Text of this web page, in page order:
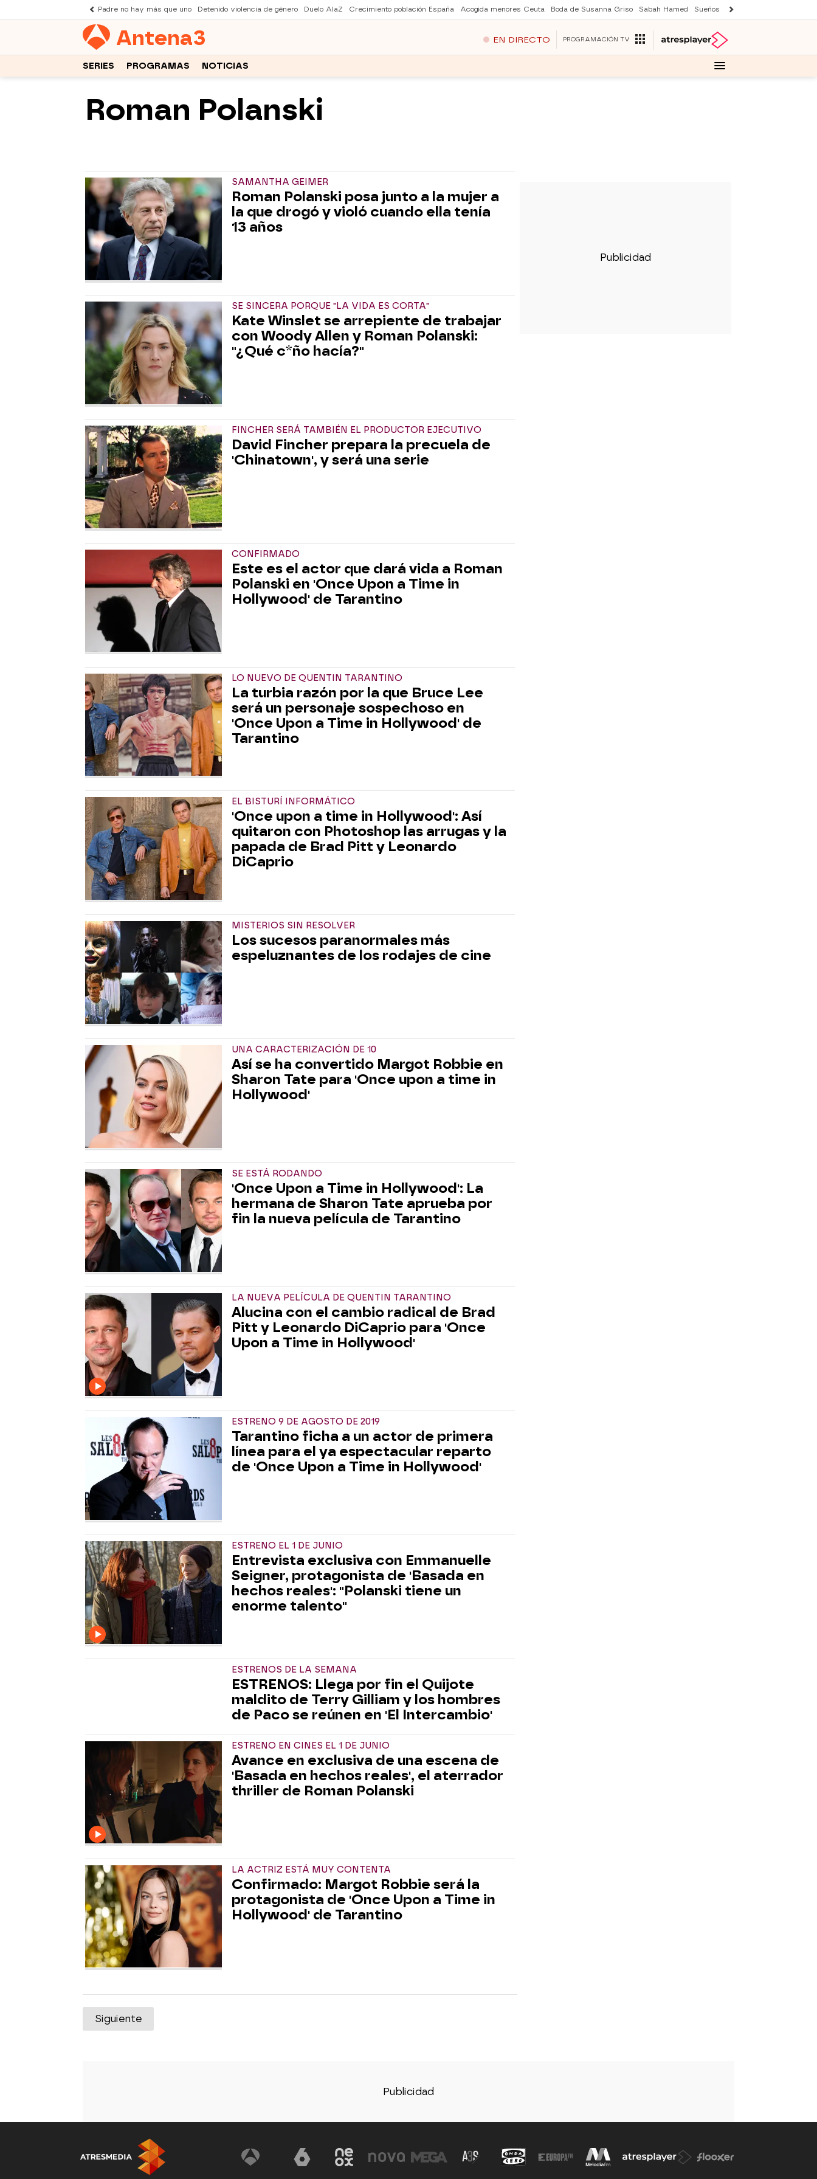
Padre no hay más que uno Detenido violencia de género Duelo AlaZ Crecimiento población España Acogida menores Ceuta Boda de Susanna Griso Sabah Hamed Sueños de libertad
Antena3 EN DIRECTO PROGRAMACIÓN TV
SERIES PROGRAMAS NOTICIAS
Roman Polanski
SAMANTHA GEIMER
Roman Polanski posa junto a la mujer a
la que drogó y violó cuando ella tenía
13 años
SE SINCERA PORQUE "LA VIDA ES CORTA"
Kate Winslet se arrepiente de trabajar
con Woody Allen y Roman Polanski:
"¿Qué c*ño hacía?"
FINCHER SERÁ TAMBIÉN EL PRODUCTOR EJECUTIVO
David Fincher prepara la precuela de
'Chinatown', y será una serie
CONFIRMADO
Este es el actor que dará vida a Roman
Polanski en 'Once Upon a Time in
Hollywood' de Tarantino
LO NUEVO DE QUENTIN TARANTINO
La turbia razón por la que Bruce Lee
será un personaje sospechoso en
'Once Upon a Time in Hollywood' de
Tarantino
EL BISTURÍ INFORMÁTICO
'Once upon a time in Hollywood': Así
quitaron con Photoshop las arrugas y la
papada de Brad Pitt y Leonardo
DiCaprio
MISTERIOS SIN RESOLVER
Los sucesos paranormales más
espeluznantes de los rodajes de cine
UNA CARACTERIZACIÓN DE 10
Así se ha convertido Margot Robbie en
Sharon Tate para 'Once upon a time in
Hollywood'
SE ESTÁ RODANDO
'Once Upon a Time in Hollywood': La
hermana de Sharon Tate aprueba por
fin la nueva película de Tarantino
LA NUEVA PELÍCULA DE QUENTIN TARANTINO
Alucina con el cambio radical de Brad
Pitt y Leonardo DiCaprio para 'Once
Upon a Time in Hollywood'
ESTRENO 9 DE AGOSTO DE 2019
Tarantino ficha a un actor de primera
línea para el ya espectacular reparto
de 'Once Upon a Time in Hollywood'
ESTRENO EL 1 DE JUNIO
Entrevista exclusiva con Emmanuelle
Seigner, protagonista de 'Basada en
hechos reales': "Polanski tiene un
enorme talento"
ESTRENOS DE LA SEMANA
ESTRENOS: Llega por fin el Quijote
maldito de Terry Gilliam y los hombres
de Paco se reúnen en 'El Intercambio'
ESTRENO EN CINES EL 1 DE JUNIO
Avance en exclusiva de una escena de
'Basada en hechos reales', el aterrador
thriller de Roman Polanski
LA ACTRIZ ESTÁ MUY CONTENTA
Confirmado: Margot Robbie será la
protagonista de 'Once Upon a Time in
Hollywood' de Tarantino
Siguiente